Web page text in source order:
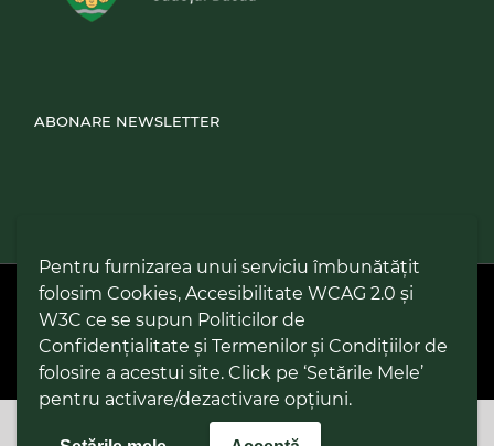
Pentru furnizarea unui serviciu îmbunătățit
folosim Cookies, Accesibilitate WCAG 2.0 și
W3C ce se supun Politicilor de
Confidențialitate și Termenilor și Condițiilor de
folosire a acestui site. Click pe ‘Setările Mele’
pentru activare/dezactivare opțiuni.
ABONARE NEWSLETTER
PPW @2026 |Hartă Website|Setări Cookies și Accesibilitate
Politică de utilizare Cookies|Politică de confidențialitate site
Termeni și condiții de utilizare a site-ului